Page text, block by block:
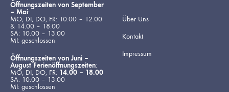
Öffnungszeiten von September
– Mai:
MO, DI, DO, FR: 10.00 – 12.00
& 14.00 – 18.00
SA: 10.00 – 13.00
MI: geschlossen
Öffnungszeiten von Juni –
August Ferienöffnungszeiten:
MO, DI, DO, FR: 14.00 – 18.00
SA: 10.00 – 13.00
MI: geschlossen
Über Uns
Kontakt
Impressum